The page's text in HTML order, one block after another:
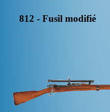
812 - Fusil modifié